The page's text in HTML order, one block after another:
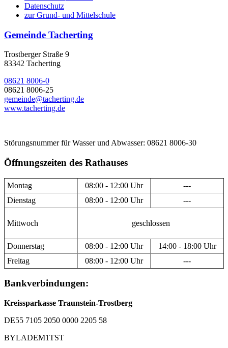
Datenschutz
zur Grund- und Mittelschule
Gemeinde Tacherting
Trostberger Straße 9
83342 Tacherting
08621 8006-0
08621 8006-25
gemeinde@tacherting.de
www.tacherting.de
Störungsnummer für Wasser und Abwasser: 08621 8006-30
Öffnungszeiten des Rathauses
Montag 08:00 - 12:00 Uhr
---
Dienstag
08:00 - 12:00 Uhr ---
Mittwoch geschlossen
Donnerstag 08:00 - 12:00 Uhr
14:00 - 18:00 Uhr
Freitag
08:00 - 12:00 Uhr ---
Bankverbindungen:
Kreissparkasse Traunstein-Trostberg
DE55 7105 2050 0000 2205 58
BYLADEM1TST